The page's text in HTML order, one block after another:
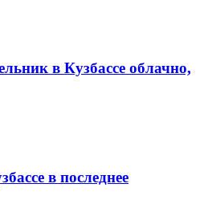
в Кузбассе облачно,
в последнее